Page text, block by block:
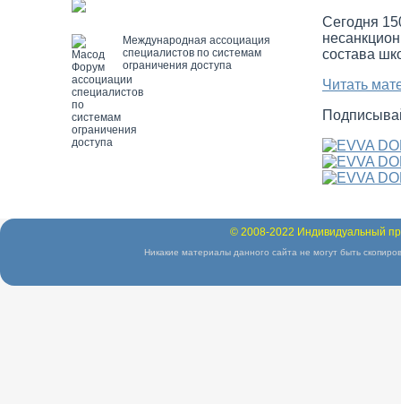
Международная ассоциация
специалистов по системам
ограничения доступа
Сегодня
состава
Читать
© 2008-2022 Индивидуальный
Никакие материалы данного сайта не могут быть